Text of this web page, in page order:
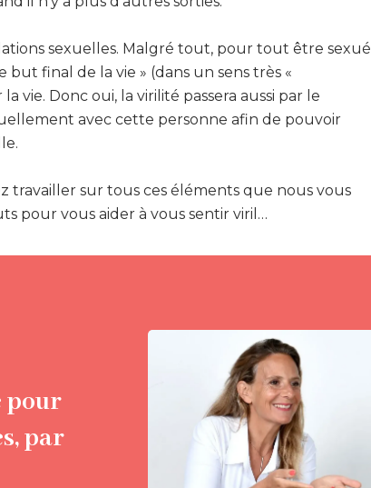
sexuelles. Malgré tout, pour tout être sexué
but final de la vie » (dans un sens très «
vie. Donc oui, la virilité passera aussi par le
avec cette personne afin de pouvoir
travailler sur tous ces éléments que nous vous
pour vous aider à vous sentir viril…
pour
par